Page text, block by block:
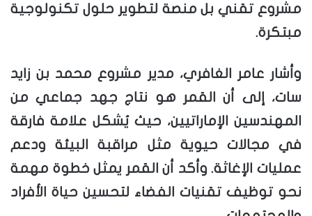
مشروع تقني بل منصة لتطوير حلول تكنولوجية
مبتكرة.
وأشار عامر الغافري، مدير مشروع محمد بن زايد
سات، إلى أن القمر هو نتاج جهد جماعي من
المهندسين الإماراتيين، حيث يُشكل علامة فارقة
في مجالات حيوية مثل مراقبة البيئة ودعم
عمليات الإغاثة. وأكد أن القمر يمثل خطوة مهمة
نحو توظيف تقنيات الفضاء لتحسين حياة الأفراد